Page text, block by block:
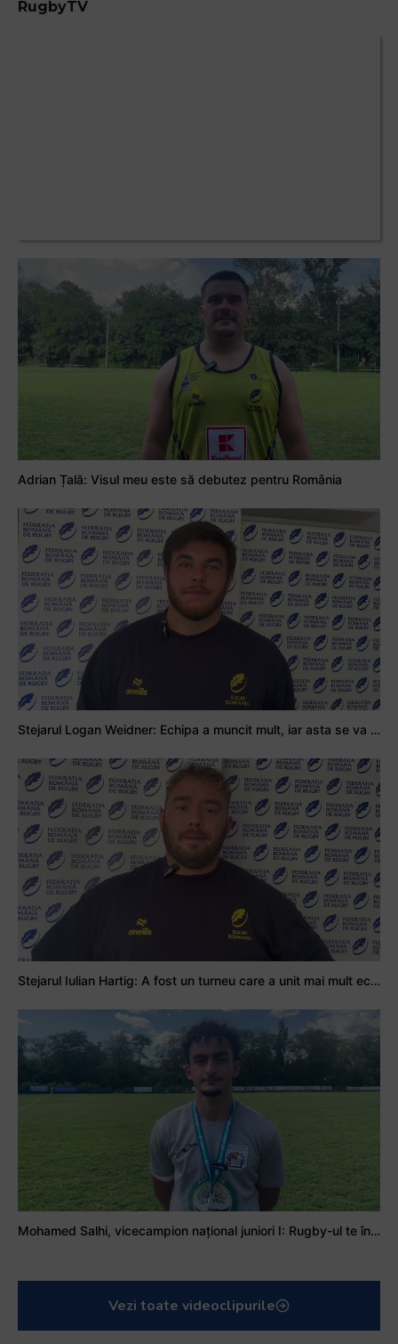
RugbyTV
Adrian Țală: Visul meu este să debutez pentru România
Stejarul Logan Weidner: Echipa a muncit mult, iar asta se va vedea în meciurile de la Nations Cup
Stejarul Iulian Hartig: A fost un turneu care a unit mai mult echipa
Mohamed Salhi, vicecampion național juniori I: Rugby-ul te învață să accepți și înfrângerile
Vezi toate videoclipurile